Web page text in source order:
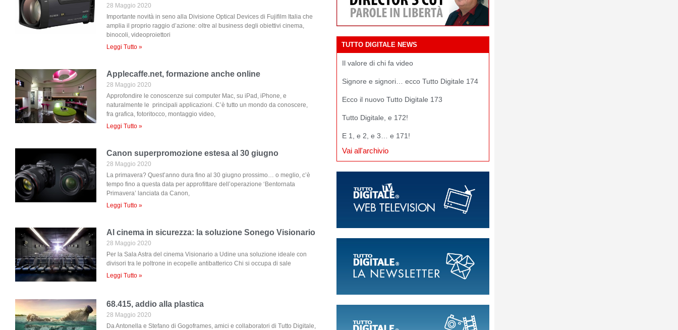
28 Maggio 2020
Importante novità in seno alla Divisione Optical Devices di Fujifilm Italia che
amplia il proprio raggio d’azione: oltre al business degli obiettivi cinema,
binocoli, videoproiettori
Leggi Tutto »
Applecaffe.net, formazione anche online
28 Maggio 2020
Approfondire le conoscenze sui computer Mac, su iPad, iPhone, e
naturalmente le principali applicazioni. C’è tutto un mondo da conoscere,
fra grafica, fotoritocco, montaggio video,
Leggi Tutto »
Canon superpromozione estesa al 30 giugno
28 Maggio 2020
La primavera? Quest’anno dura fino al 30 giugno prossimo… o meglio, c’è
tempo fino a questa data per approfittare dell’operazione ‘Bentornata
Primavera’ lanciata da Canon,
Leggi Tutto »
Al cinema in sicurezza: la soluzione Sonego Visionario
28 Maggio 2020
Per la Sala Astra del cinema Visionario a Udine una soluzione ideale con
divisori tra le poltrone in ecopelle antibatterico Chi si occupa di sale
Leggi Tutto »
68.415, addio alla plastica
28 Maggio 2020
Da Antonella e Stefano di Gogoframes, amici e collaboratori di Tutto Digitale,
TUTTO DIGITALE NEWS
Il valore di chi fa video
Signore e signori… ecco Tutto Digitale 174
Ecco il nuovo Tutto Digitale 173
Tutto Digitale, e 172!
E 1, e 2, e 3… e 171!
Vai all'archivio